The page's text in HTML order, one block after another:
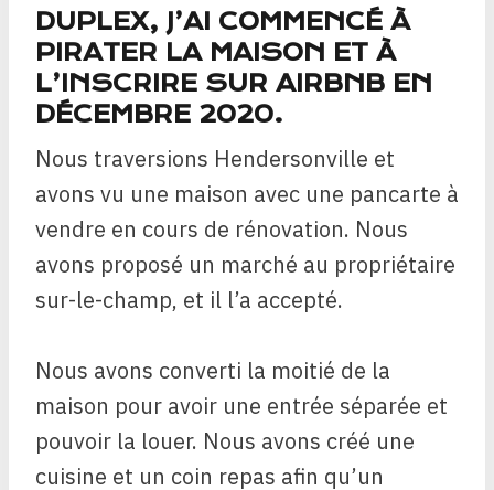
DUPLEX, J’AI COMMENCÉ À
PIRATER LA MAISON ET À
L’INSCRIRE SUR AIRBNB EN
DÉCEMBRE 2020.
Nous traversions Hendersonville et
avons vu une maison avec une pancarte à
vendre en cours de rénovation. Nous
avons proposé un marché au propriétaire
sur-le-champ, et il l’a accepté.
Nous avons converti la moitié de la
maison pour avoir une entrée séparée et
pouvoir la louer. Nous avons créé une
cuisine et un coin repas afin qu’un